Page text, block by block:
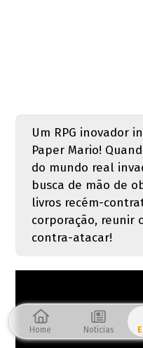
Um RPG inovador
Paper Mario!
do mundo real
busca de mão de
livros recém-
corporação, reunir
contra-atacar!
Home Notícias